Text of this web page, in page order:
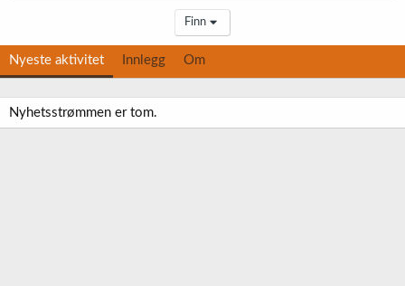
Finn
Nyeste aktivitet Innlegg Om
Nyhetsstrømmen er tom.